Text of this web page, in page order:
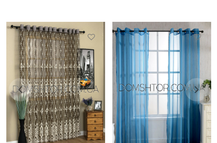
Этот
товар
имеет
Опции
можно
выбрать